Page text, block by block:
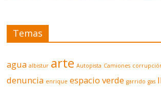
Temas
agua albistur arte Autopista Camiones
denuncia enrique espacio verde garrido gas